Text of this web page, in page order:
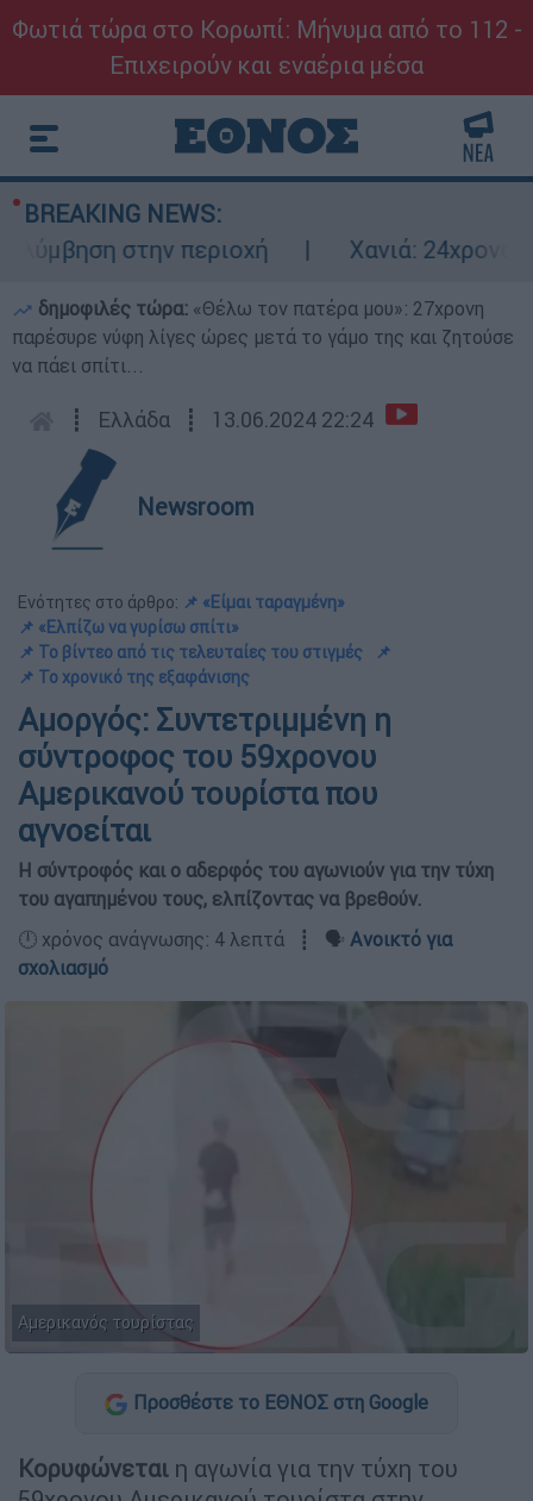
Φωτιά τώρα στο Κορωπί: Μήνυμα από το 112 -
Επιχειρούν και εναέρια μέσα
BREAKING NEWS:
στην περιοχή
Χανιά: 24χρονος
δημοφιλές τώρα: «Θέλω τον πατέρα μου»: 27χρονη
παρέσυρε νύφη λίγες ώρες μετά το γάμο της και ζητούσε
να πάει σπίτι...
┋ Ελλάδα ┋ 13.06.2024 22:24
Newsroom
Ενότητες στο άρθρο: 📌 «Είμαι ταραγμένη»
📌 «Ελπίζω να γυρίσω σπίτι»
📌 Το βίντεο από τις τελευταίες του στιγμές
📌
📌 Το χρονικό της εξαφάνισης
Αμοργός: Συντετριμμένη η
σύντροφος του 59χρονου
Αμερικανού τουρίστα που
αγνοείται
Η σύντροφός και ο αδερφός του αγωνιούν για την τύχη
του αγαπημένου τους, ελπίζοντας να βρεθούν.
🕛 χρόνος ανάγνωσης: 4 λεπτά ┋ 🗣️ Ανοικτό για
σχολιασμό
Αμερικανός τουρίστας
Προσθέστε το ΕΘΝΟΣ στη Google
Κορυφώνεται η αγωνία για την τύχη του